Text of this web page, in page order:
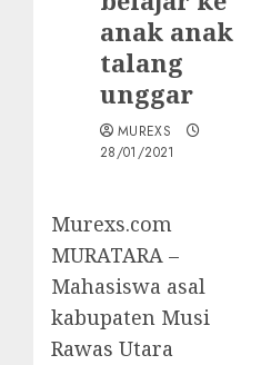
anak anak
talang
unggar
MUREXS
28/01/2021
Murexs.com
MURATARA –
Mahasiswa asal
kabupaten Musi
Rawas Utara